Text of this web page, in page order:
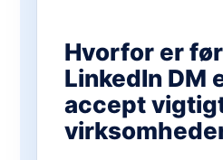
Hvorfor er
LinkedIn DM
accept